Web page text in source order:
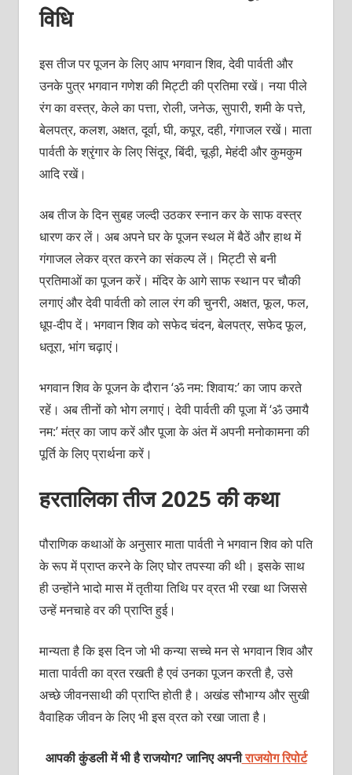
विधि
इस तीज पर पूजन के लिए आप भगवान शिव, देवी पार्वती और
उनके पुत्र भगवान गणेश की मिट्टी की प्रतिमा रखें। नया पीले
रंग का वस्‍त्र, केले का पत्ता, रोली, जनेऊ, सुपारी, शमी के पत्ते,
बेलपत्र, कलश, अक्षत, दूर्वा, घी, कपूर, दही, गंगाजल रखें। माता
पार्वती के श्रृंगार के लिए सिंदूर, बिंदी, चूड़ी, मेहंदी और कुमकुम
आदि रखें।
अब तीज के दिन सुबह जल्‍दी उठकर स्‍नान कर के साफ वस्‍त्र
धारण कर लें। अब अपने घर के पूजन स्‍थल में बैठें और हाथ में
गंगाजल लेकर व्रत करने का संकल्‍प लें। मिट्टी से बनी
प्रतिमाओं का पूजन करें। मंदिर के आगे साफ स्‍थान पर चाैकी
लगाएं और देवी पार्वती को लाल रंग की चुनरी, अक्षत, फूल, फल,
धूप-दीप दें। भगवान शिव को सफेद चंदन, बेलपत्र, सफेद फूल,
धतूरा, भांग चढ़ाएं।
भगवान शिव के पूजन के दौरान ‘ॐ नम: शिवाय:’ का जाप करते
रहें। अब तीनों को भोग लगाएं। देवी पार्वती की पूजा में ‘ॐ उमायै
नम:’ मंत्र का जाप करें और पूजा के अंत में अपनी मनोकामना की
पूर्ति के लिए प्रार्थना करें।
हरतालिका तीज 2025 की कथा
पौराणिक कथाओं के अनुसार माता पार्वती ने भगवान शिव को पति
के रूप में प्राप्‍त करने के लिए घोर तपस्‍या की थी। इसके साथ
ही उन्‍होंने भादो मास में तृतीया तिथि पर व्रत भी रखा था जिससे
उन्‍हें मनचाहे वर की प्राप्‍ति हुई।
मान्‍यता है कि इस दिन जो भी कन्‍या सच्‍चे मन से भगवान शिव और
माता पार्वती का व्रत रखती है एवं उनका पूजन करती है, उसे
अच्‍छे जीवनसाथी की प्राप्ति होती है। अखंड सौभाग्‍य और सुखी
वैवाहिक जीवन के लिए भी इस व्रत को रखा जाता है।
आपकी कुंडली में भी है राजयोग? जानिए अपनीराजयोग रिपोर्ट